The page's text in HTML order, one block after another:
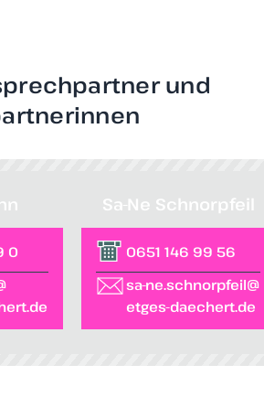
und
0
Sa-Ne Schnorpfeil
0651 146 99 56
sa-ne.schnorpfeil@
etges-daechert.de